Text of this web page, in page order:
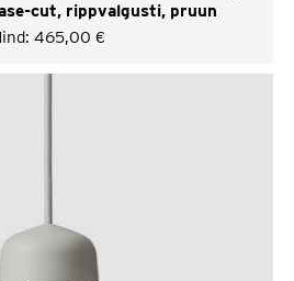
cut, rippvalgusti, pruun
465,00 €